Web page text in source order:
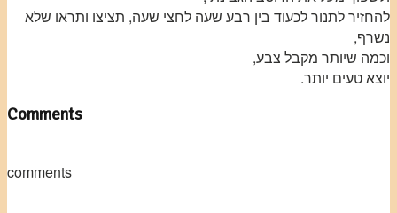
להחזיר לתנור לכעוד בין רבע שעה לחצי שעה, תציצו ותראו שלא
נשרף,
וכמה שיותר מקבל צבע,
יוצא טעים יותר.
Comments
comments